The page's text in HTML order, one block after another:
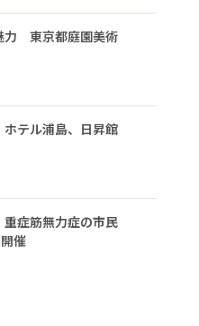
力 東京都庭園美術
テル浦島、日昇館
症筋無力症の市民
催